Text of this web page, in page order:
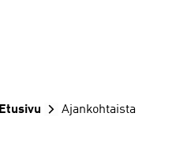
Etusivu Ajankohtaista